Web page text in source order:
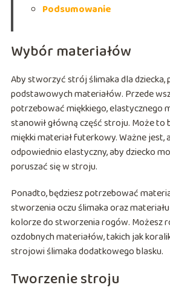
Podsumowanie
Wybór materiałów
Aby stworzyć strój ślimaka dla dziecka,
podstawowych materiałów. Przede
potrzebować miękkiego, elastycznego
stanowił główną część stroju. Może to
miękki materiał futerkowy. Ważne jest,
odpowiednio elastyczny, aby dziecko
poruszać się w stroju.
Ponadto, będziesz potrzebować
stworzenia oczu ślimaka oraz
kolorze do stworzenia rogów. Możesz
ozdobnych materiałów, takich jak
strojowi ślimaka dodatkowego blasku.
Tworzenie stroju